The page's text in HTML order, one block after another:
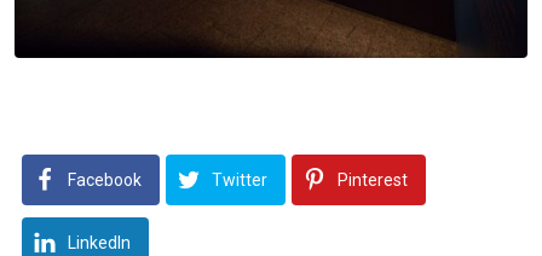
Facebook Twitter Pinterest
LinkedIn